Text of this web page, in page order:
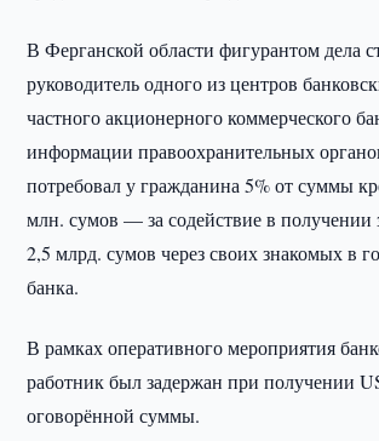
В Ферганской области фигурантом дела
руководитель одного из центров
частного акционерного коммерческого
информации правоохранительных
потребовал у гражданина 5% от суммы
млн. сумов — за содействие в получении
2,5 млрд. сумов через своих знакомых в
банка.
В рамках оперативного мероприятия
работник был задержан при получении
оговорённой суммы.